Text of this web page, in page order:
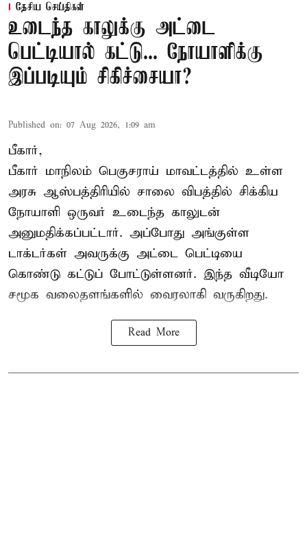
தேசிய செய்திகள்
உடைந்த காலுக்கு அட்டை
பெட்டியால் கட்டு... நோயாளிக்கு
இப்படியும் சிகிச்சையா?
Published on: 07 Aug 2026, 1:09 am
பீகார்,
பீகார் மாநிலம் பெகுசராய் மாவட்டத்தில் உள்ள
அரசு ஆஸ்பத்திரியில் சாலை விபத்தில் சிக்கிய
நோயாளி ஒருவர் உடைந்த காலுடன்
அனுமதிக்கப்பட்டார். அப்போது அங்குள்ள
டாக்டர்கள் அவருக்கு அட்டை பெட்டியை
கொண்டு கட்டுப் போட்டுள்ளனர். இந்த வீடியோ
சமூக வலைதளங்களில் வைரலாகி வருகிறது.
Read More